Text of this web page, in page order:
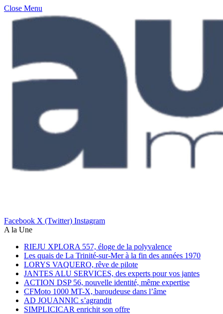
Close Menu
Facebook X (Twitter) Instagram
A la Une
RIEJU XPLORA 557, éloge de la polyvalence
Les quais de La Trinité-sur-Mer à la fin des années 1970
LORYS VAQUERO, rêve de pilote
JANTES ALU SERVICES, des experts pour vos jantes
ACTION DSP 56, nouvelle identité, même expertise
CFMoto 1000 MT-X, baroudeuse dans l’âme
AD JOUANNIC s’agrandit
SIMPLICICAR enrichit son offre